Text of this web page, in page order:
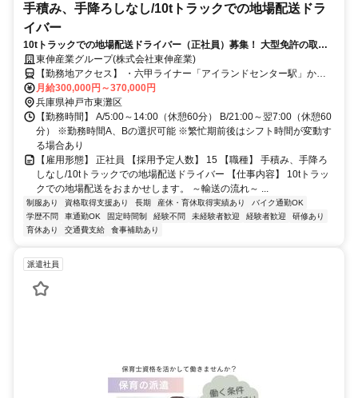
手積み、手降ろしなし/10tトラックでの地場配送ドラ
イバー
10tトラックでの地場配送ドライバー（正社員）募集！ 大型免許の取得
支援あり＊スキルアップが目指せる＊
東伸産業グループ(株式会社東伸産業)
【勤務地アクセス】 ・六甲ライナー「アイランドセンター駅」から
徒歩10分 ・阪神「魚崎駅」から車で13分 ・各線「住吉駅」から車で
16分 〇車・バイク・自転車通勤OK（無料駐車場あり）
月給300,000円～370,000円
兵庫県神戸市東灘区
【勤務時間】 A/5:00～14:00（休憩60分） B/21:00～翌7:00（休憩60
分） ※勤務時間A、Bの選択可能 ※繁忙期前後はシフト時間が変動す
る場合あり
【雇用形態】 正社員 【採用予定人数】 15 【職種】 手積み、手降ろ
しなし/10tトラックでの地場配送ドライバー 【仕事内容】 10tトラッ
クでの地場配送をおまかせします。 ～輸送の流れ～ ...
制服あり 資格取得支援あり 長期 産休・育休取得実績あり
バイク通勤OK
学歴不問
車通勤OK 固定時間制 経験不問 未経験者歓迎 経験者歓迎
研修あり
育休あり
交通費支給 食事補助あり
派遣社員